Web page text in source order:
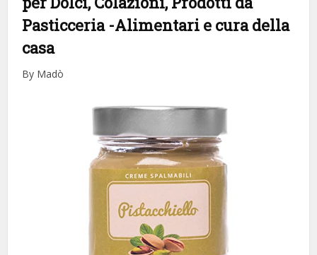
Pasticceria -Alimentari e cura della
casa
By Madò